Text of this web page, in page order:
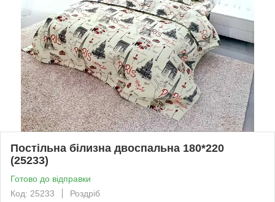
Постільна білизна двоспальна 180*220
(25233)
Готово до відправки
Код: 25233
Роздріб